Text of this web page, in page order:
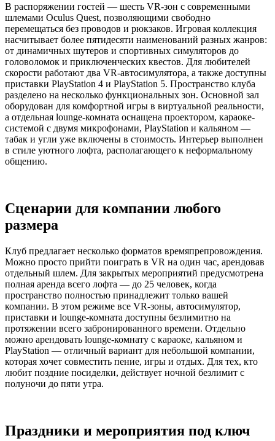
В распоряжении гостей — шесть VR-зон с современными
шлемами Oculus Quest, позволяющими свободно
перемещаться без проводов и рюкзаков. Игровая коллекция
насчитывает более пятидесяти наименований разных жанров:
от динамичных шутеров и спортивных симуляторов до
головоломок и приключенческих квестов. Для любителей
скорости работают два VR-автосимулятора, а также доступны
приставки PlayStation 4 и PlayStation 5. Пространство клуба
разделено на несколько функциональных зон. Основной зал
оборудован для комфортной игры в виртуальной реальности,
а отдельная lounge-комната оснащена проектором, караоке-
системой с двумя микрофонами, PlayStation и кальяном —
табак и угли уже включены в стоимость. Интерьер выполнен
в стиле уютного лофта, располагающего к неформальному
общению.
Сценарии для компании любого
размера
Клуб предлагает несколько форматов времяпрепровождения.
Можно просто прийти поиграть в VR на один час, арендовав
отдельный шлем. Для закрытых мероприятий предусмотрена
полная аренда всего лофта — до 25 человек, когда
пространство полностью принадлежит только вашей
компании. В этом режиме все VR-зоны, автосимулятор,
приставки и lounge-комната доступны безлимитно на
протяжении всего забронированного времени. Отдельно
можно арендовать lounge-комнату с караоке, кальяном и
PlayStation — отличный вариант для небольшой компании,
которая хочет совместить пение, игры и отдых. Для тех, кто
любит поздние посиделки, действует ночной безлимит с
полуночи до пяти утра.
Праздники и мероприятия под ключ